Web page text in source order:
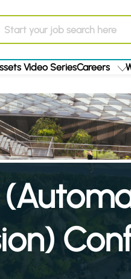
Video SeriesCareers